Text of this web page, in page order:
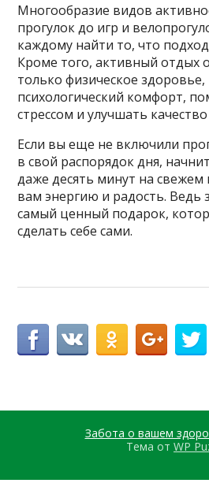
Многообразие видов
прогулок до игр и
каждому найти то, что
Кроме того, активный отдых
только физическое здоровье,
психологический комфорт,
стрессом и улучшать
Если вы еще не включили
в свой распорядок дня,
даже десять минут на свежем
вам энергию и радость. Ведь
самый ценный подарок,
сделать себе сами.
Забота о вашем
Тема от WP